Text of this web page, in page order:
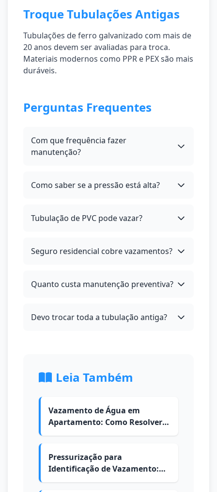
Troque Tubulações Antigas
Tubulações de ferro galvanizado com mais de
20 anos devem ser avaliadas para troca.
Materiais modernos como PPR e PEX são mais
duráveis.
Perguntas Frequentes
Com que frequência fazer
manutenção?
Como saber se a pressão está alta?
Tubulação de PVC pode vazar?
Seguro residencial cobre vazamentos?
Quanto custa manutenção preventiva?
Devo trocar toda a tubulação antiga?
Leia Também
Vazamento de Água em
Apartamento: Como Resolver e
Quem Paga
Pressurização para
Identificação de Vazamento:
Como é Feita